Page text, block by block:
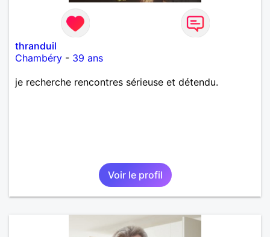
thranduil
Chambéry - 39 ans
je recherche rencontres sérieuse et détendu.
Voir le profil